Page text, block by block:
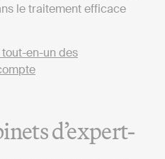
le traitement efficace
d’expert-